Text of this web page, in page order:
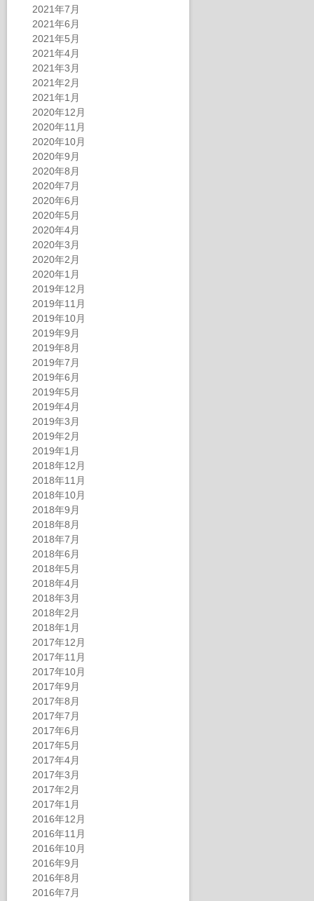
2021年7月
2021年6月
2021年5月
2021年4月
2021年3月
2021年2月
2021年1月
2020年12月
2020年11月
2020年10月
2020年9月
2020年8月
2020年7月
2020年6月
2020年5月
2020年4月
2020年3月
2020年2月
2020年1月
2019年12月
2019年11月
2019年10月
2019年9月
2019年8月
2019年7月
2019年6月
2019年5月
2019年4月
2019年3月
2019年2月
2019年1月
2018年12月
2018年11月
2018年10月
2018年9月
2018年8月
2018年7月
2018年6月
2018年5月
2018年4月
2018年3月
2018年2月
2018年1月
2017年12月
2017年11月
2017年10月
2017年9月
2017年8月
2017年7月
2017年6月
2017年5月
2017年4月
2017年3月
2017年2月
2017年1月
2016年12月
2016年11月
2016年10月
2016年9月
2016年8月
2016年7月